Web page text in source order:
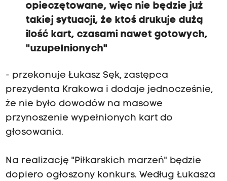
opieczętowane, więc nie będzie już
takiej sytuacji, że ktoś drukuje dużą
ilość kart, czasami nawet gotowych,
"uzupełnionych"
- przekonuje Łukasz Sęk, zastępca
prezydenta Krakowa i dodaje jednocześnie,
że nie było dowodów na masowe
przynoszenie wypełnionych kart do
głosowania.
Na realizację "Piłkarskich marzeń" będzie
dopiero ogłoszony konkurs. Według Łukasza